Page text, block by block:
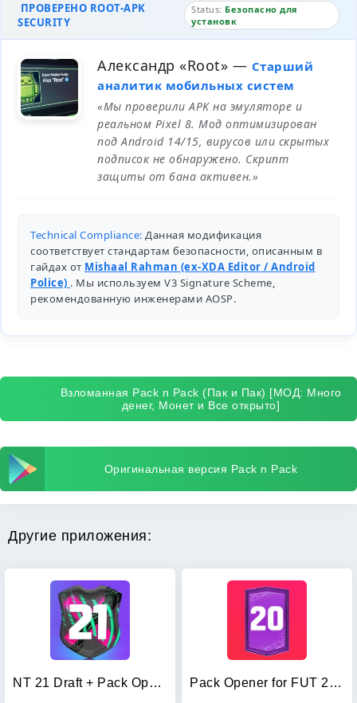
ПРОВЕРЕНО ROOT-APK
SECURITY
Status: Безопасно для
установк
Александр «Root» — Старший
аналитик мобильных систем
«Мы проверили APK на эмуляторе и
реальном Pixel 8. Мод оптимизирован
под Android 14/15, вирусов или скрытых
подписок не обнаружено. Скрипт
защиты от бана активен.»
Technical Compliance: Данная модификация
соответствует стандартам безопасности, описанным в
гайдах от Mishaal Rahman (ex-XDA Editor / Android
Police) . Мы используем V3 Signature Scheme,
рекомендованную инженерами AOSP.
Взломанная Pack n Pack (Пак и Пак) [МОД: Много
денег, Монет и Все открыто]
Оригинальная версия Pack n Pack
Другие приложения:
NT 21 Draft + Pack Opener Pack Opener for FUT 20 by SMOQ